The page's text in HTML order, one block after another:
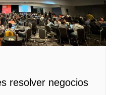
resolver negocios